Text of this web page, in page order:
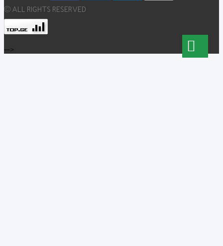
© ALL RIGHTS RESERVED
-->